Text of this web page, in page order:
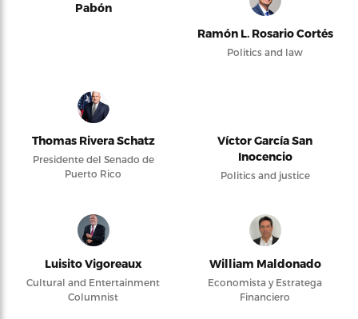
Pabón
Ramón L. Rosario Cortés
Politics and law
Thomas Rivera Schatz
Presidente del Senado de
Puerto Rico
Víctor García San
Inocencio
Politics and justice
Luisito Vigoreaux
Cultural and Entertainment
Columnist
William Maldonado
Economista y Estratega
Financiero